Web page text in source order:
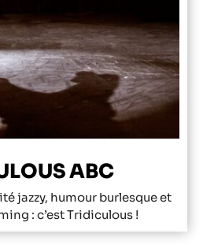
ABC
jazzy, humour burlesque et
: c’est Tridiculous !